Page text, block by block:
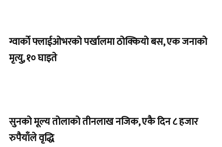
ग्वार्को फ्लाईओभरको पर्खालमा ठोक्कियो बस, एक जनाको
मृत्यु, १० घाइते
सुनको मूल्य तोलाको तीनलाख नजिक, एकै दिन ८ हजार
रुपैयाँले वृद्धि